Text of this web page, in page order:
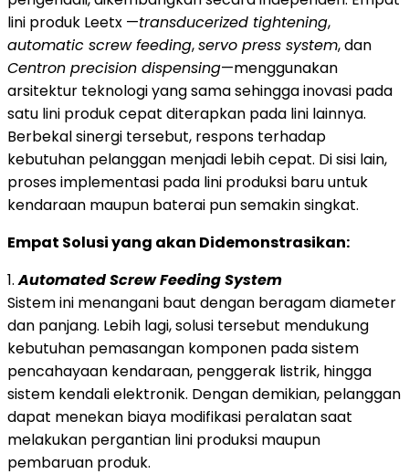
lini produk Leetx —transducerized tightening,
automatic screw feeding,servo press system, dan
Centron precision dispensing—menggunakan
arsitektur teknologi yang sama sehingga inovasi pada
satu lini produk cepat diterapkan pada lini lainnya.
Berbekal sinergi tersebut, respons terhadap
kebutuhan pelanggan menjadi lebih cepat. Di sisi lain,
proses implementasi pada lini produksi baru untuk
kendaraan maupun baterai pun semakin singkat.
Empat Solusi yang akan Didemonstrasikan:
1.Automated Screw Feeding System
Sistem ini menangani baut dengan beragam diameter
dan panjang. Lebih lagi, solusi tersebut mendukung
kebutuhan pemasangan komponen pada sistem
pencahayaan kendaraan, penggerak listrik, hingga
sistem kendali elektronik. Dengan demikian, pelanggan
dapat menekan biaya modifikasi peralatan saat
melakukan pergantian lini produksi maupun
pembaruan produk.